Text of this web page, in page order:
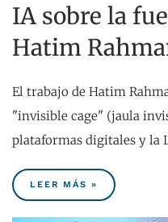
IA sobre la
Hatim
El trabajo de Hatim
"invisible cage" (jaula
plataformas digitales y la
LEER MÁS »